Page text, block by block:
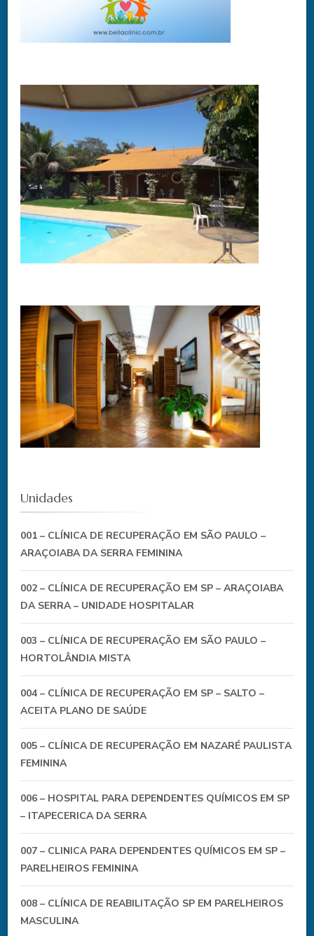
Unidades
001 – CLÍNICA DE RECUPERAÇÃO EM SÃO PAULO –
ARAÇOIABA DA SERRA FEMININA
002 – CLÍNICA DE RECUPERAÇÃO EM SP – ARAÇOIABA
DA SERRA – UNIDADE HOSPITALAR
003 – CLÍNICA DE RECUPERAÇÃO EM SÃO PAULO –
HORTOLÂNDIA MISTA
004 – CLÍNICA DE RECUPERAÇÃO EM SP – SALTO –
ACEITA PLANO DE SAÚDE
005 – CLÍNICA DE RECUPERAÇÃO EM NAZARÉ PAULISTA
FEMININA
006 – HOSPITAL PARA DEPENDENTES QUÍMICOS EM SP
– ITAPECERICA DA SERRA
007 – CLINICA PARA DEPENDENTES QUÍMICOS EM SP –
PARELHEIROS FEMININA
008 – CLÍNICA DE REABILITAÇÃO SP EM PARELHEIROS
MASCULINA